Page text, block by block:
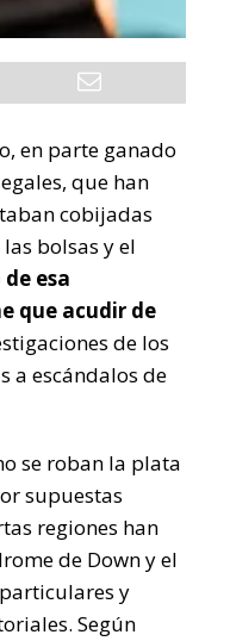
en parte ganado
que han
cobijadas
bolsas y el
de esa
que acudir de
de los
a escándalos de
se roban la plata
supuestas
regiones han
de Down y el
y
Según